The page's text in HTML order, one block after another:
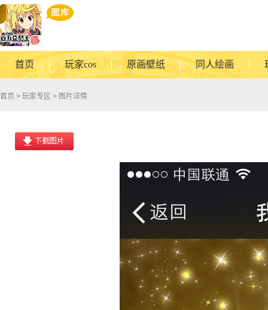
首页 玩家cos 原画壁纸 同人绘画
首页 > 玩家专区 > 图片详情